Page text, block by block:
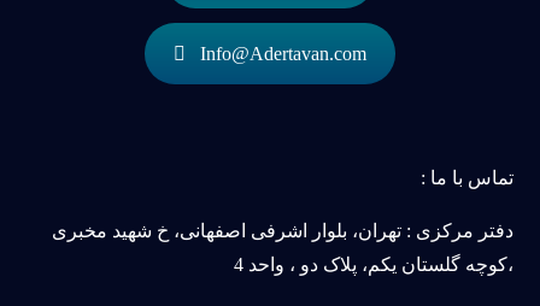
Info@Adertavan.com
تماس با ما :
دفتر مرکزی : تهران، بلوار اشرفی اصفهانی، خ شهید مخبری
،کوچه گلستان یکم، پلاک دو ، واحد 4